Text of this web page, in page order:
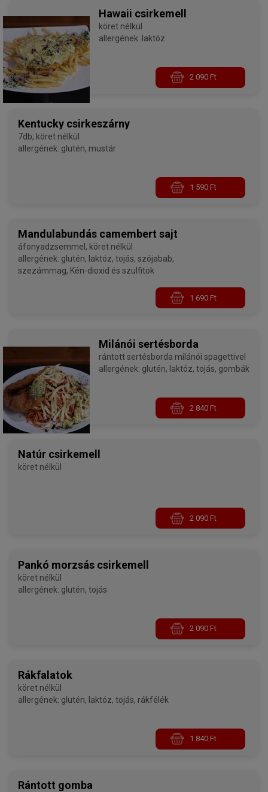
Hawaii csirkemell
köret nélkül
allergének: laktóz
2 090 Ft
Kentucky csirkeszárny
7db, köret nélkül
allergének: glutén, mustár
1 590 Ft
Mandulabundás camembert sajt
áfonyadzsemmel, köret nélkül
allergének: glutén, laktóz, tojás, szójabab,
szezámmag, Kén-dioxid és szulfitok
1 690 Ft
Milánói sertésborda
rántott sertésborda milánói spagettivel
allergének: glutén, laktóz, tojás, gombák
2 840 Ft
Natúr csirkemell
köret nélkül
2 090 Ft
Pankó morzsás csirkemell
köret nélkül
allergének: glutén, tojás
2 090 Ft
Rákfalatok
köret nélkül
allergének: glutén, laktóz, tojás, rákfélék
1 840 Ft
Rántott gomba